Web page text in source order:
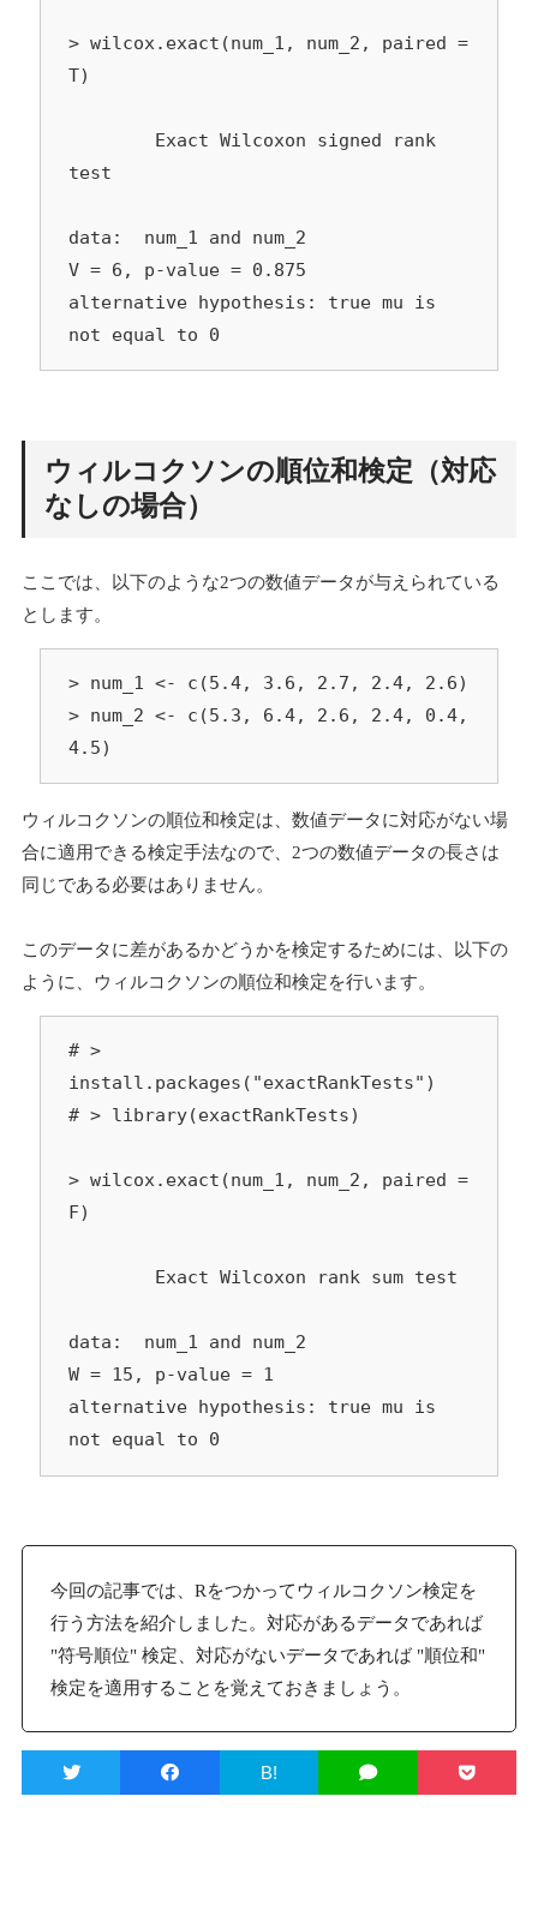
> wilcox.exact(num_1, num_2, paired =
T)
test
data:  num_1 and num_2
V = 6, p-value = 0.875
alternative hypothesis: true mu is
not equal to 0
ウィルコクソンの順位和検定（対応
なしの場合）
ここでは、以下のような2つの数値データが与えられている
とします。
> num_1 <- c(5.4, 3.6, 2.7, 2.4, 2.6)
> num_2 <- c(5.3, 6.4, 2.6, 2.4, 0.4,
4.5)
ウィルコクソンの順位和検定は、数値データに対応がない場
合に適用できる検定手法なので、2つの数値データの長さは
同じである必要はありません。
このデータに差があるかどうかを検定するためには、以下の
ように、ウィルコクソンの順位和検定を行います。
# >
install.packages("exactRankTests")
# > library(exactRankTests)
> wilcox.exact(num_1, num_2, paired =
F)
data:  num_1 and num_2
W = 15, p-value = 1
alternative hypothesis: true mu is
not equal to 0
今回の記事では、Rをつかってウィルコクソン検定を
行う方法を紹介しました。対応があるデータであれば
"符号順位" 検定、対応がないデータであれば "順位和"
検定を適用することを覚えておきましょう。
B!